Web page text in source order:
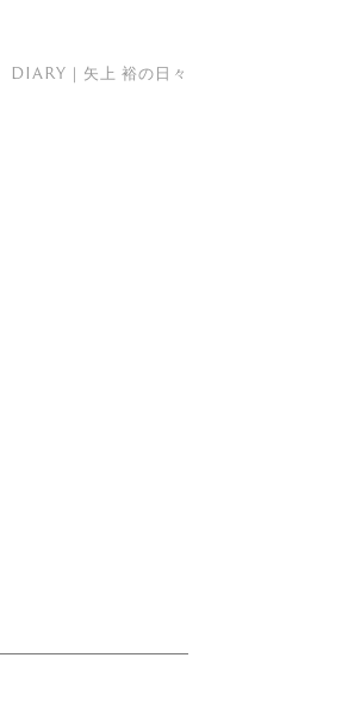
DIARY｜矢上 裕の日々